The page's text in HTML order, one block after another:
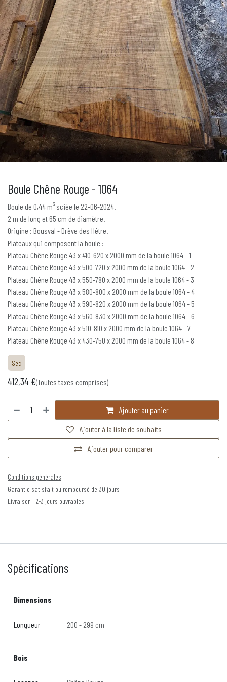
Boule Chêne Rouge - 1064
Boule de 0,44 m³ sciée le 22-06-2024.
2 m de long et 65 cm de diamètre.
Origine : Bousval - Drève des Hêtre.
Plateaux qui composent la boule :
Plateau Chêne Rouge 43 x 410-620 x 2000 mm de la boule 1064 - 1
Plateau Chêne Rouge 43 x 500-720 x 2000 mm de la boule 1064 - 2
Plateau Chêne Rouge 43 x 550-780 x 2000 mm de la boule 1064 - 3
Plateau Chêne Rouge 43 x 580-800 x 2000 mm de la boule 1064 - 4
Plateau Chêne Rouge 43 x 590-820 x 2000 mm de la boule 1064 - 5
Plateau Chêne Rouge 43 x 560-830 x 2000 mm de la boule 1064 - 6
Plateau Chêne Rouge 43 x 510-810 x 2000 mm de la boule 1064 - 7
Plateau Chêne Rouge 43 x 430-750 x 2000 mm de la boule 1064 - 8
Sec
412,34 €(Toutes taxes comprises)
Ajouter au panier
Ajouter pour comparer
Ajouter à la liste de souhaits
Conditions générales
Garantie satisfait ou remboursé de 30 jours
Livraison : 2-3 jours ouvrables
Spécifications
Dimensions
Longueur 200 - 299 cm
Bois